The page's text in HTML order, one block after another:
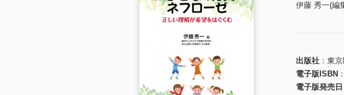
伊藤 秀一(編
出版社
東
電子版ISBN
電子版発売日